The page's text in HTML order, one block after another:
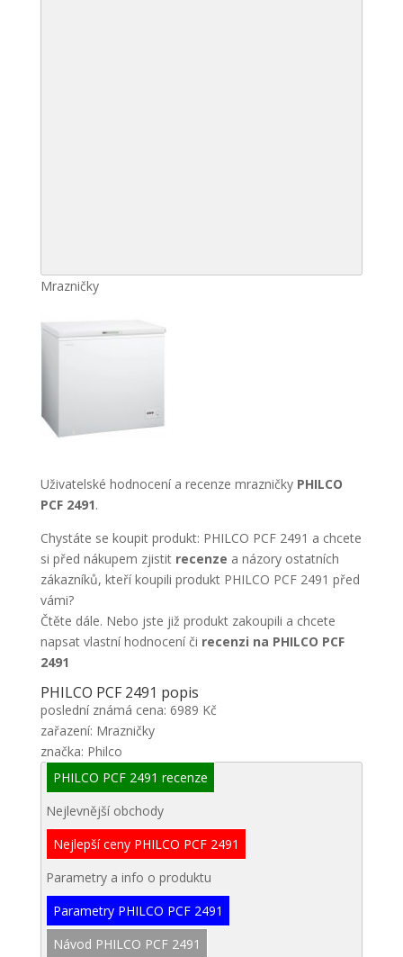
Mrazničky
Uživatelské hodnocení a recenze mrazničky PHILCO
PCF 2491.
Chystáte se koupit produkt: PHILCO PCF 2491 a chcete
si před nákupem zjistit recenze a názory ostatních
zákazníků, kteří koupili produkt PHILCO PCF 2491 před
vámi?
Čtěte dále. Nebo jste již produkt zakoupili a chcete
napsat vlastní hodnocení či recenzi na PHILCO PCF
2491
PHILCO PCF 2491 popis
poslední známá cena: 6989 Kč
zařazení: Mrazničky
značka: Philco
PHILCO PCF 2491 recenze
Nejlevnější obchody
Nejlepší ceny PHILCO PCF 2491
Parametry a info o produktu
Parametry PHILCO PCF 2491
Návod PHILCO PCF 2491